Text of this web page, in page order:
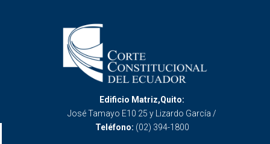
Edificio Matriz,Quito:
José Tamayo E10 25 y Lizardo García /
Teléfono: (02) 394-1800